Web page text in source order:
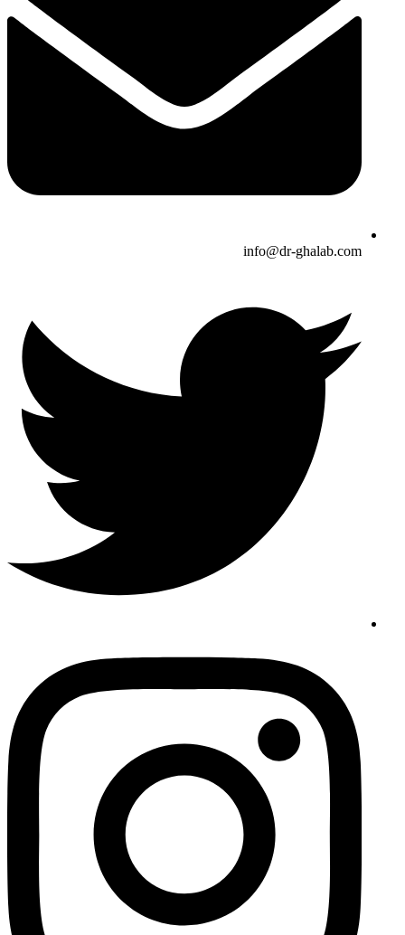
info@dr-ghalab.com